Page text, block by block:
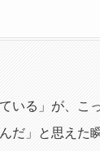
ている」が、こ
んだ」と思えた